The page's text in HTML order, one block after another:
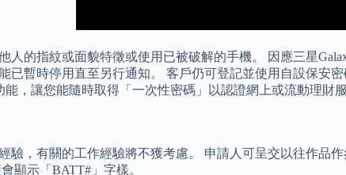
的指紋或面貌特徵或使用已被破解的手機。 因應三星
已暫時停用直至另行通知。 客戶仍可登記並使用自設保安
，讓您能隨時取得「一次性密碼」以認證網上或流動理財服
驗，有關的工作經驗將不獲考慮。 申請人可呈交以往作品
顯示「BATT#」字樣。